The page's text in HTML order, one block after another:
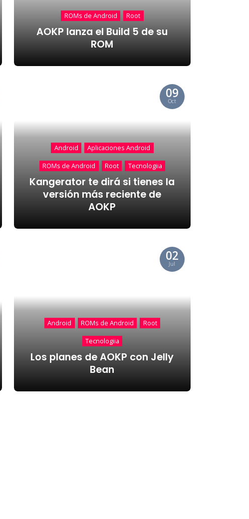
ROMs de Android Root
AOKP lanza el Build 5 de su
ROM
09
Oct
Android
Aplicaciones Android
ROMs de Android
Root Tecnologiia
Kangerator te dirá si tienes la
versión más reciente de
AOKP
02
Jul
Android ROMs de Android
Root
Tecnologiia
Los planes de AOKP con Jelly
Bean